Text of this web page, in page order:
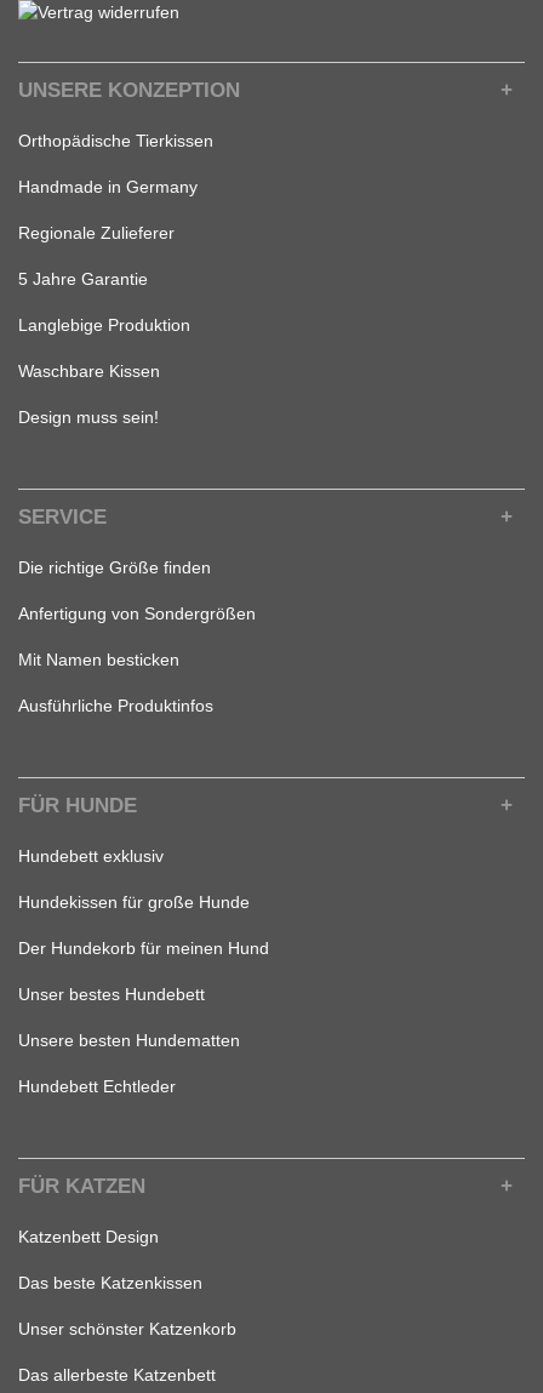
UNSERE KONZEPTION
Orthopädische Tierkissen
Handmade in Germany
Regionale Zulieferer
5 Jahre Garantie
Langlebige Produktion
Waschbare Kissen
Design muss sein!
SERVICE
Die richtige Größe finden
Anfertigung von Sondergrößen
Mit Namen besticken
Ausführliche Produktinfos
FÜR HUNDE
Hundebett exklusiv
Hundekissen für große Hunde
Der Hundekorb für meinen Hund
Unser bestes Hundebett
Unsere besten Hundematten
Hundebett Echtleder
FÜR KATZEN
Katzenbett Design
Das beste Katzenkissen
Unser schönster Katzenkorb
Das allerbeste Katzenbett